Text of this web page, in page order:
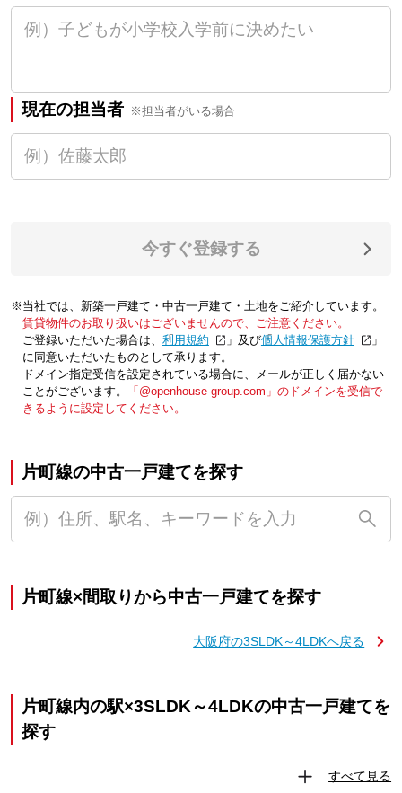
現在の担当者 ※担当者がいる場合
今すぐ登録する
※当社では、新築一戸建て・中古一戸建て・土地をご紹介しています。
賃貸物件のお取り扱いはございませんので、ご注意ください。
ご登録いただいた場合は、「利用規約 」及び「個人情報保護方針
」
に同意いただいたものとして承ります。
ドメイン指定受信を設定されている場合に、メールが正しく届かない
ことがございます。
「@openhouse-group.com」のドメインを受信で
きるように設定してください。
片町線の中古一戸建てを探す
片町線×間取りから中古一戸建てを探す
大阪府の3SLDK～4LDKへ戻る
片町線内の駅×3SLDK～4LDKの中古一戸建てを
探す
すべて見る